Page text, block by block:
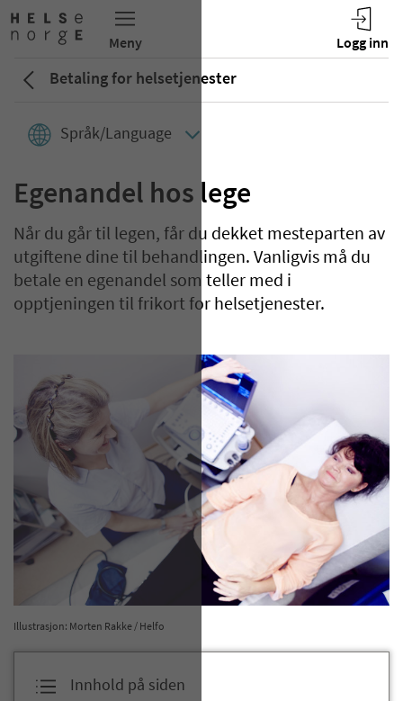
Betaling for helsetjenester
Språk/Language
Egenandel hos lege
Når du går til legen, får du dekket mesteparten av
utgiftene dine til behandlingen. Vanligvis må du
betale en egenandel som teller med i
opptjeningen til frikort for helsetjenester.
Illustrasjon: Morten Rakke / Helfo
Innhold på siden